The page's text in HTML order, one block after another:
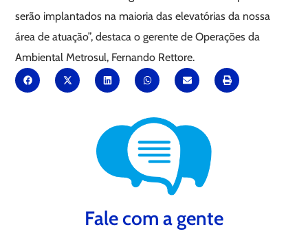
serão implantados na maioria das elevatórias da nossa
área de atuação”, destaca o gerente de Operações da
Ambiental Metrosul, Fernando Rettore.
Fale com a gente